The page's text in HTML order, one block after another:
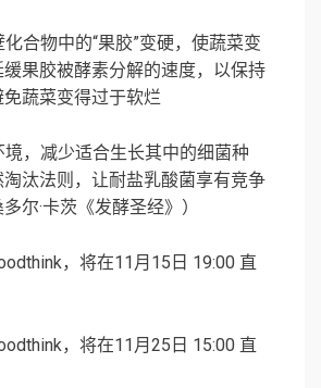
合物中的“果胶”变硬，使蔬菜变
果胶被酵素分解的速度，以保持
蔬菜变得过于软烂
，减少适合生长其中的细菌种
汰法则，让耐盐乳酸菌享有竞争
尔·卡茨《发酵圣经》）
，将在11月15日 19:00 直
，将在11月25日 15:00 直